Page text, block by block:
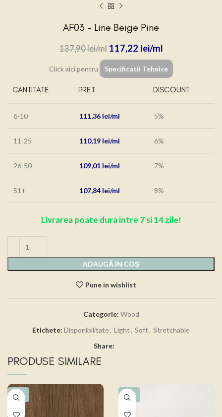
AF03 – Line Beige Pine
137,90lei 117,22 lei
Click aici pentru Specificatii Tehnice
CANTITATE PRET DISCOUNT
6-10 111,36 lei 5%
11-25 110,19 lei 6%
26-50 109,01 lei 7%
51+ 107,84 lei 8%
Livrarea poate dura intre 7 si 14 zile!
ADAUGĂ ÎN COȘ
Pune in wishlist
Categorie: Wood
Etichete: Disponibilitate, Light, Soft, Stretchable
Share:
PRODUSE SIMILARE
-15% -15%